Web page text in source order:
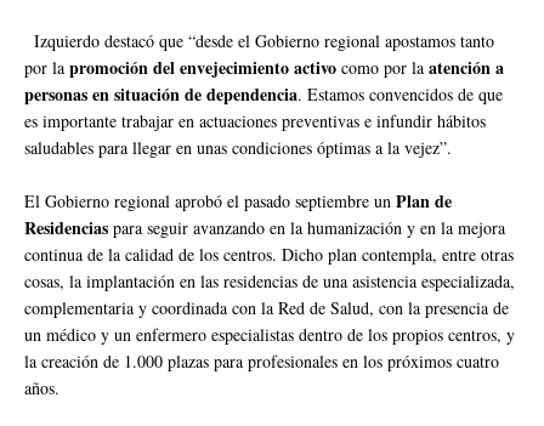
Izquierdo destacó que “desde el Gobierno regional apostamos tanto
por la promoción del envejecimiento activo como por la atención a
personas en situación de dependencia. Estamos convencidos de que
es importante trabajar en actuaciones preventivas e infundir hábitos
saludables para llegar en unas condiciones óptimas a la vejez”.
El Gobierno regional aprobó el pasado septiembre un Plan de
Residencias para seguir avanzando en la humanización y en la mejora
continua de la calidad de los centros. Dicho plan contempla, entre otras
cosas, la implantación en las residencias de una asistencia especializada,
complementaria y coordinada con la Red de Salud, con la presencia de
un médico y un enfermero especialistas dentro de los propios centros, y
la creación de 1.000 plazas para profesionales en los próximos cuatro
años.